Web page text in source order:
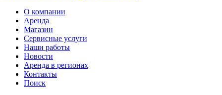
О компании
Аренда
Магазин
Сервисные услуги
Наши работы
Новости
Аренда в регионах
Контакты
Поиск